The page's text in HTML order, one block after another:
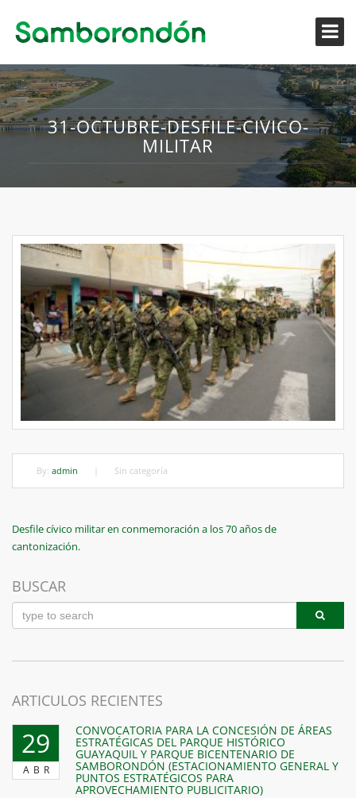
31-OCTUBRE-DESFILE-CIVICO-
MILITAR
By: admin Sin categoría
Navegación
de
entradas
Previous
Post
Desfile cívico militar en conmemoración a los 70 años de
cantonización.
BUSCAR
ARTICULOS RECIENTES
29
ABR
CONVOCATORIA PARA LA CONCESIÓN DE ÁREAS
ESTRATÉGICAS DEL PARQUE HISTÓRICO
GUAYAQUIL Y PARQUE BICENTENARIO DE
SAMBORONDÓN (ESTACIONAMIENTO GENERAL Y
PUNTOS ESTRATÉGICOS PARA
APROVECHAMIENTO PUBLICITARIO)